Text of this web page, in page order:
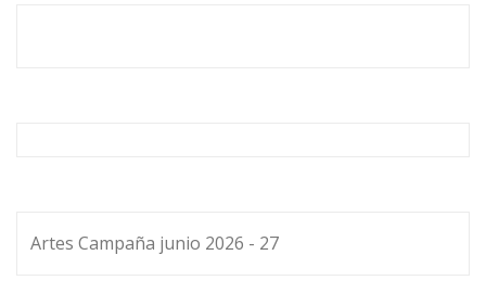
Artes Campaña junio 2026 - 27